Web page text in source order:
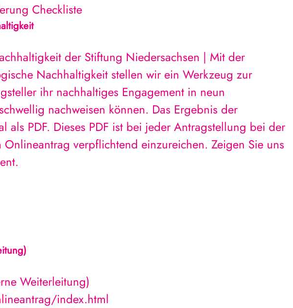
Checkliste
der Stiftung Niedersachsen | Mit der
Nachhaltigkeit stellen wir ein Werkzeug zur
ihr nachhaltiges Engagement in neun
nachweisen können. Das Ergebnis der
als PDF. Dieses PDF ist bei jeder Antragstellung bei der
verpflichtend einzureichen. Zeigen Sie uns
Weiterleitung)
index.html